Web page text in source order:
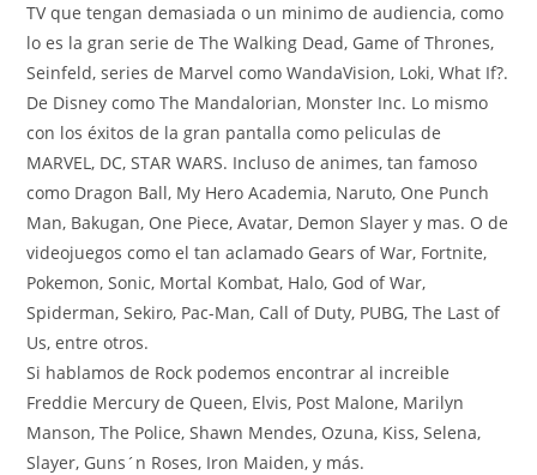
TV que tengan demasiada o un minimo de audiencia, como
lo es la gran serie de The Walking Dead, Game of Thrones,
Seinfeld, series de Marvel como WandaVision, Loki, What If?.
De Disney como The Mandalorian, Monster Inc. Lo mismo
con los éxitos de la gran pantalla como peliculas de
MARVEL, DC, STAR WARS. Incluso de animes, tan famoso
como Dragon Ball, My Hero Academia, Naruto, One Punch
Man, Bakugan, One Piece, Avatar, Demon Slayer y mas. O de
videojuegos como el tan aclamado Gears of War, Fortnite,
Pokemon, Sonic, Mortal Kombat, Halo, God of War,
Spiderman, Sekiro, Pac-Man, Call of Duty, PUBG, The Last of
Us, entre otros.
Si hablamos de Rock podemos encontrar al increible
Freddie Mercury de Queen, Elvis, Post Malone, Marilyn
Manson, The Police, Shawn Mendes, Ozuna, Kiss, Selena,
Slayer, Guns´n Roses, Iron Maiden, y más.